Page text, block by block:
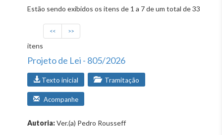
Estão sendo exibidos os itens de 1 a 7 de um total de 33
itens
<< >>
Projeto de Lei - 805/2026
Texto inicial Tramitação
Acompanhe
Autoria:Ver.(a) Pedro Rousseff